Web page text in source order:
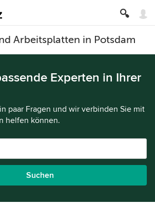
Arbeitsplatten in Potsdam
Experten in Ihrer
paar Fragen und wir verbinden Sie mit
helfen können.
Suchen